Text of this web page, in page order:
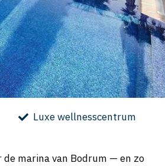
Luxe wellnesscentrum
marina van Bodrum — en zo